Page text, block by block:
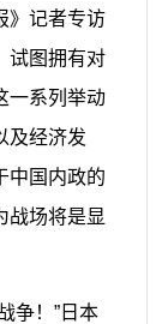
》记者专访
试图拥有对
一系列举动
及经济发
中国内政的
战场将是显
争！”日本